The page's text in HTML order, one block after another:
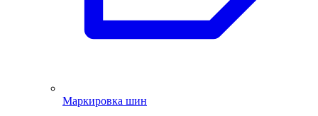
Маркировка шин